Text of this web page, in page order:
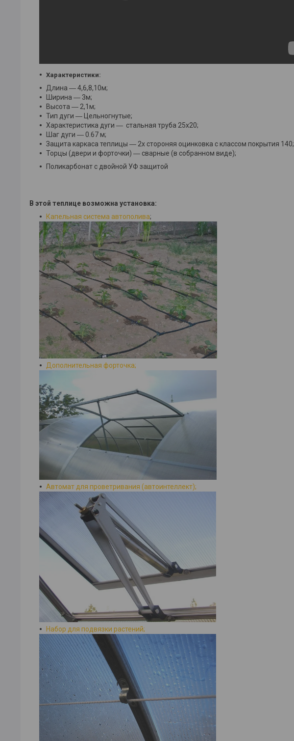
Характеристики:
​Длина ― 4,6,8,10м;
Ширина ― 3м;
Высота ― 2,1м;
Тип дуги ― Цельногнутые;
Характеристика дуги ― стальная труба 25х20;
Шаг дуги ― 0.67 м;
Защита каркаса теплицы ― 2х стороняя оцинковка с классом покрытия 140;
Торцы (двери и форточки) ― сварные (в собранном виде);
Поликарбонат с двойной УФ защитой
В этой теплице возможна установка:
Капельная система автополива;
Дополнительная форточка;
Автомат для проветривания (автоинтеллект);
Набор для подвязки растений;​